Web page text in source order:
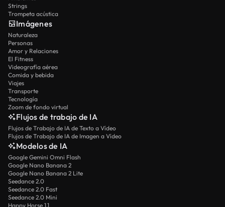
Strings
Trompeta acústica
Imágenes
Naturaleza
Personas
Amor y Relaciones
El Fitness
Videografía aérea
Comida y bebida
Viajes
Transporte
Tecnología
Zoom de fondo virtual
Flujos de trabajo de IA
Flujos de Trabajo de IA de Texto a Vídeo
Flujos de Trabajo de IA de Imagen a Vídeo
Modelos de IA
Google Gemini Omni Flash
Google Nano Banana 2
Google Nano Banana 2 Lite
Seedance 2.0
Seedance 2.0 Fast
Seedance 2.0 Mini
Happy Horse 1.1